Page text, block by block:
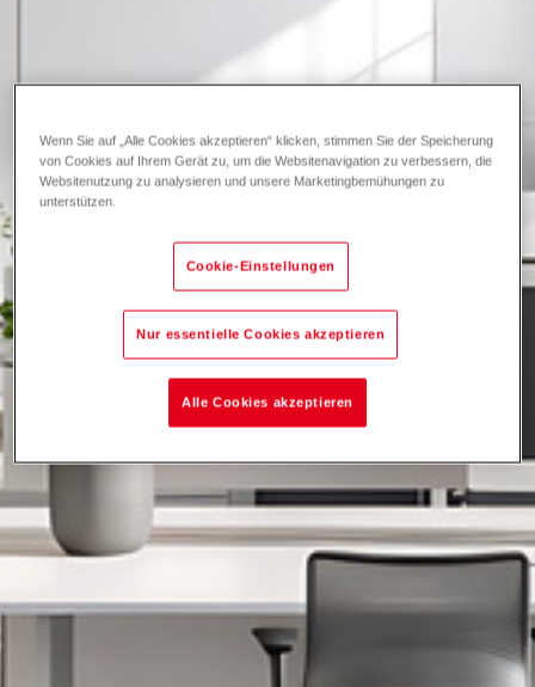
Wenn Sie auf „Alle Cookies akzeptieren“ klicken, stimmen Sie der Speicherung
von Cookies auf Ihrem Gerät zu, um die Websitenavigation zu verbessern, die
Websitenutzung zu analysieren und unsere Marketingbemühungen zu
unterstützen.
Cookie-Einstellungen
Nur essentielle Cookies akzeptieren
Alle Cookies akzeptieren